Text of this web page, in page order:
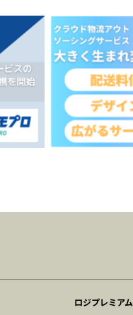
ロジプレミアム